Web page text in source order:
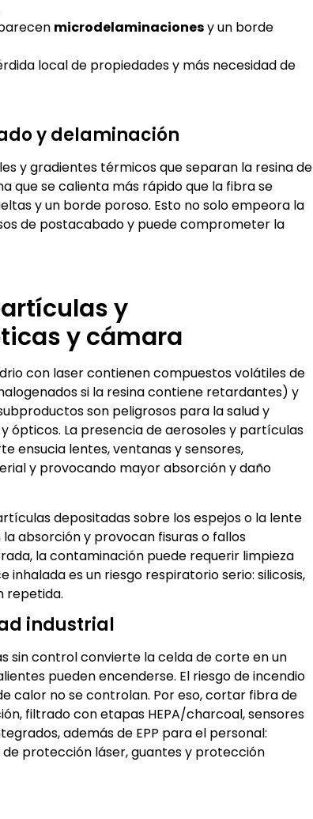
microdelaminacionesy un borde
local de propiedades y más necesidad de
y delaminación
y gradientes térmicos que separan la resina de
que se calienta más rápido que la fibra se
y un borde poroso. Esto no solo empeora la
de postacabado y puede comprometer la
y
y cámara
con laser contienen compuestos volátiles de
si la resina contiene retardantes) y
son peligrosos para la salud y
ópticos. La presencia de aerosoles y partículas
ensucia lentes, ventanas y sensores,
y provocando mayor absorción y daño
depositadas sobre los espejos o la lente
absorción y provocan fisuras o fallos
la contaminación puede requerir limpieza
es un riesgo respiratorio serio: silicosis,
repetida.
industrial
sin control convierte la celda de corte en un
pueden encenderse. El riesgo de incendio
calor no se controlan. Por eso, cortar fibra de
filtrado con etapas HEPA/charcoal, sensores
además de EPP para el personal:
protección láser, guantes y protección